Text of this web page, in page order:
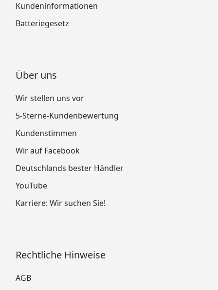
Kundeninformationen
Batteriegesetz
Über uns
Wir stellen uns vor
5-Sterne-Kundenbewertung
Kundenstimmen
Wir auf Facebook
Deutschlands bester Händler
YouTube
Karriere: Wir suchen Sie!
Rechtliche Hinweise
AGB